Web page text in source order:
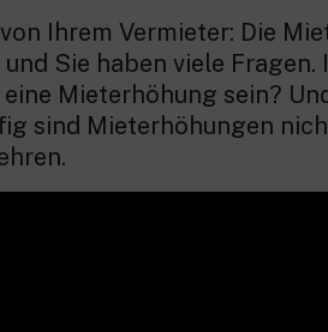
Ihrem Vermieter: Die
Sie haben viele
Mieterhöhung sein?
sind Mieterhöhungen